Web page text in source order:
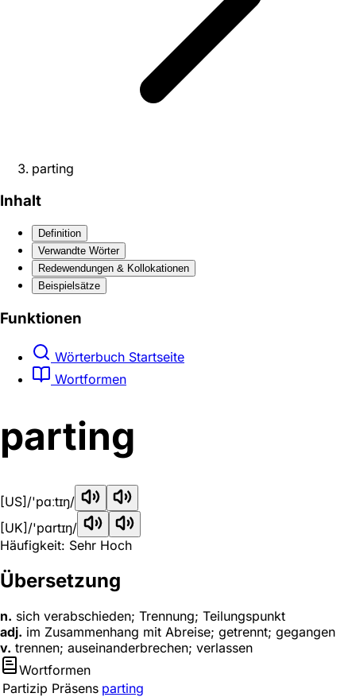
parting
Inhalt
Definition
Verwandte Wörter
Redewendungen & Kollokationen
Beispielsätze
Funktionen
Wörterbuch Startseite
Wortformen
parting
[US] /'pɑːtɪŋ/
[UK] /'pɑrtɪŋ/
Häufigkeit: Sehr Hoch
Übersetzung
n. sich verabschieden; Trennung; Teilungspunkt
adj. im Zusammenhang mit Abreise; getrennt; gegangen
v. trennen; auseinanderbrechen; verlassen
Wortformen
Partizip Präsens parting